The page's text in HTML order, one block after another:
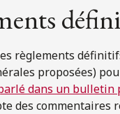
règlements
proposées)
dans un bulletin
des commentaires